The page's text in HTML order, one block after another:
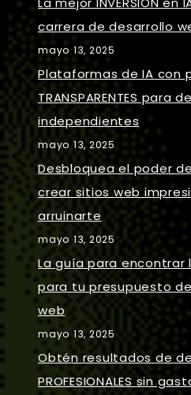
carrera de desarrollo
mayo 13, 2025
Plataformas de IA con
TRANSPARENTES para
independientes
mayo 13, 2025
Desbloquea el poder
crear sitios web
arruinarte
mayo 13, 2025
La guía para encontrar
para tu presupuesto
web
mayo 13, 2025
Obtén resultados de
PROFESIONALES sin